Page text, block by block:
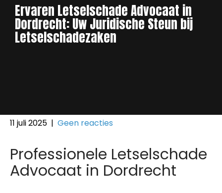
Ervaren Letselschade Advocaat in
Dordrecht: Uw Juridische Steun bij
Letselschadezaken
11 juli 2025 | Geen reacties
Professionele Letselschade
Advocaat in Dordrecht